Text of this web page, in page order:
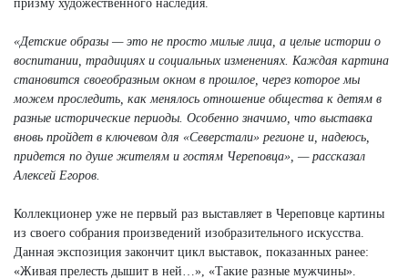
призму художественного наследия.
«Детские образы — это не просто милые лица, а целые истории о
воспитании, традициях и социальных изменениях. Каждая картина
становится своеобразным окном в прошлое, через которое мы
можем проследить, как менялось отношение общества к детям в
разные исторические периоды. Особенно значимо, что выставка
вновь пройдет в ключевом для «Северстали» регионе и, надеюсь,
придется по душе жителям и гостям Череповца», — рассказал
Алексей Егоров.
Коллекционер уже не первый раз выставляет в Череповце картины
из своего собрания произведений изобразительного искусства.
Данная экспозиция закончит цикл выставок, показанных ранее:
«Живая прелесть дышит в ней…», «Такие разные мужчины».